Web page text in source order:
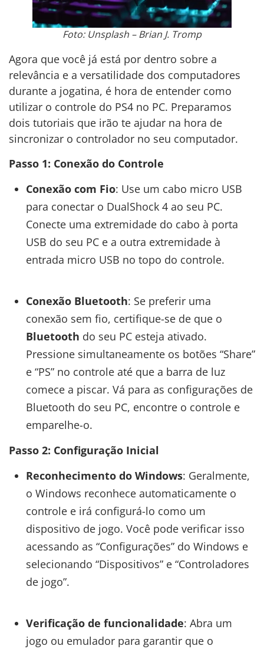
Foto: Unsplash – Brian J. Tromp
Agora que você já está por dentro sobre a
relevância e a versatilidade dos computadores
durante a jogatina, é hora de entender como
utilizar o controle do PS4 no PC. Preparamos
dois tutoriais que irão te ajudar na hora de
sincronizar o controlador no seu computador.
Passo 1: Conexão do Controle
Conexão com Fio: Use um cabo micro USB
para conectar o DualShock 4 ao seu PC.
Conecte uma extremidade do cabo à porta
USB do seu PC e a outra extremidade à
entrada micro USB no topo do controle.
Conexão Bluetooth: Se preferir uma
conexão sem fio, certifique-se de que o
Bluetooth do seu PC esteja ativado.
Pressione simultaneamente os botões “Share”
e “PS” no controle até que a barra de luz
comece a piscar. Vá para as configurações de
Bluetooth do seu PC, encontre o controle e
emparelhe-o.
Passo 2: Configuração Inicial
Reconhecimento do Windows: Geralmente,
o Windows reconhece automaticamente o
controle e irá configurá-lo como um
dispositivo de jogo. Você pode verificar isso
acessando as “Configurações” do Windows e
selecionando “Dispositivos” e “Controladores
de jogo”.
Verificação de funcionalidade: Abra um
jogo ou emulador para garantir que o